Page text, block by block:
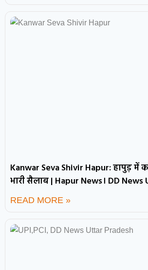
Kanwar Seva Shivir Hapur: हापुड़ में
भारी सैलाब | Hapur News। DD
READ MORE »